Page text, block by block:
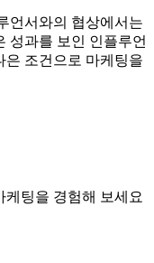
언서와의 협상에서는
성과를 보인 인플루언
은 조건으로 마케팅을
케팅을 경험해 보세요